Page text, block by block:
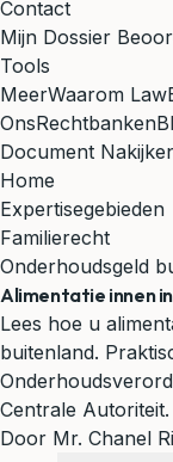
Contact
Mijn Dossier
Tools
MeerWaarom
OnsRechtbanken
Document
Home
Expertisegebieden
Familierecht
Onderhoudsgeld
Alimentatie innen
Lees hoe u
buitenland.
Centrale Autoriteit.
Door Mr. Chanel